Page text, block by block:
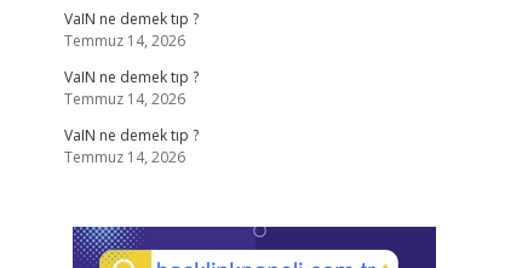
VaIN ne demek tıp ?
Temmuz 14, 2026
VaIN ne demek tıp ?
Temmuz 14, 2026
VaIN ne demek tıp ?
Temmuz 14, 2026